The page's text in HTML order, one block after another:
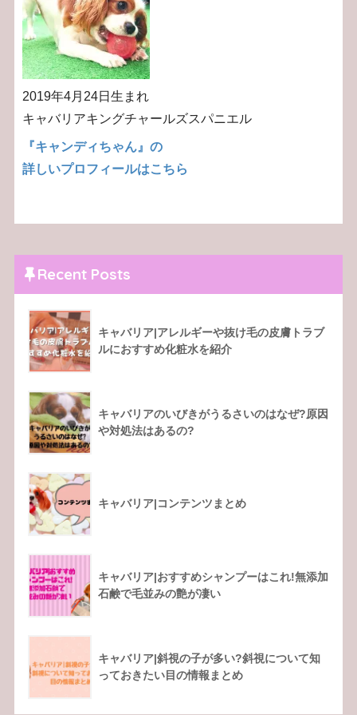
2019年4月24日生まれ
キャバリアキングチャールズスパニエル
『キャンディちゃん』の
詳しいプロフィールはこちら
Recent Posts
キャバリア|アレルギーや抜け毛の皮膚トラブ
ルにおすすめ化粧水を紹介
キャバリアのいびきがうるさいのはなぜ?原因
や対処法はあるの?
キャバリア|コンテンツまとめ
キャバリア|おすすめシャンプーはこれ!無添加
石鹸で毛並みの艶が凄い
キャバリア|斜視の子が多い?斜視について知
っておきたい目の情報まとめ